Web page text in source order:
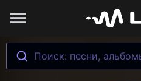
Поиск: песни,